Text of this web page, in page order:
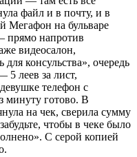
файл и в почту, и в
Мегафон на бульваре
прямо напротив
видеосалон,
консульства», очередь
5 леев за лист,
телефон с
минуту готово. В
на чек, сверила сумму
чтобы в чеке было
С серой копией